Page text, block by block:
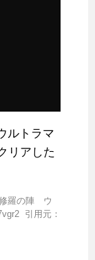
ルトラマ
リアした
修羅の陣 ウ
引用元：